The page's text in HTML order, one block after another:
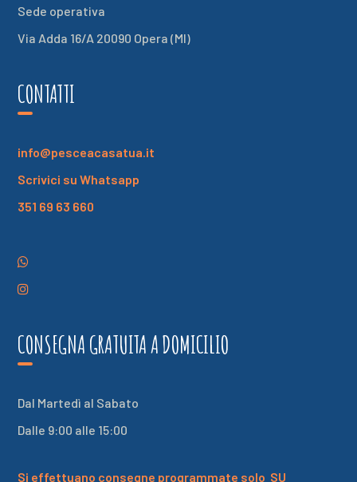
Sede operativa
Via Adda 16/A 20090 Opera (MI)
CONTATTI
info@pesceacasatua.it
Scrivici su Whatsapp
351 69 63 660
CONSEGNA GRATUITA A DOMICILIO
Dal Martedì al Sabato
Dalle 9:00 alle 15:00
Si effettuano consegne programmate solo SU